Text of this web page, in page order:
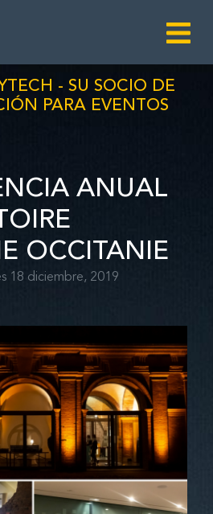
- SU SOCIO DE
PARA EVENTOS
ANUAL
OCCITANIE
18 diciembre, 2019